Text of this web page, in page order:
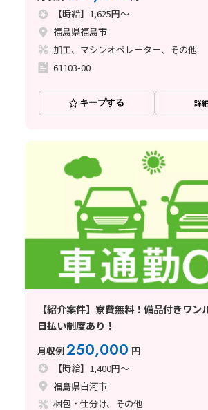
【時給】1,625円～
福島県福島市
加工、マシンオペレーター、その他
61103-00
キープする 詳
【紹介案件】寮費無料！備品付きワ
日払い制度あり！
月収例250,000 円
【時給】1,400円～
福島県白河市
梱包・仕分け、その他